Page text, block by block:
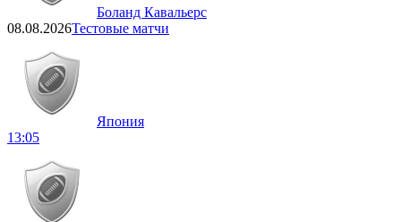
Боланд Кавальерс
08.08.2026Тестовые матчи
Япония
13:05